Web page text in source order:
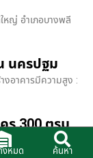
หญ่ อำเภอบางพลี
นครปฐม
อาคารมีความสูง :
ร 300 ตรม.
.พานทอง จ.ชลบุรี
งหมด ค้นหา